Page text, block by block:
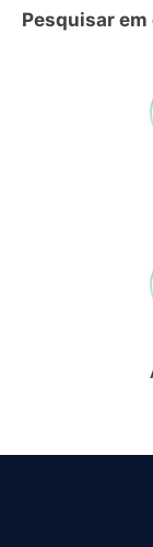
Pesquisar